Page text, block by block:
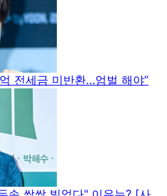
전세금 미반환…엄벌 해야”